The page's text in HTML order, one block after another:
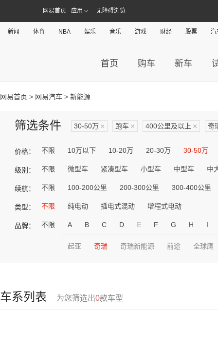
网易首页 应用 无障碍浏览
新闻 体育 NBA 娱乐 音乐 游戏 财经 股票 汽
首页 购车 新车
网易首页 > 网易汽车 > 新能源
筛选条件 30-50万 × 跑车 × 400公里及以上 × 奇
价格： 不限 10万以下 10-20万 20-30万 30-50万
级别： 不限 微型车 紧凑型车 小型车 中型车 中
续航： 不限 100-200公里 200-300公里 300-400公里
类型： 不限 纯电动 插电式混动 增程式电动
品牌： 不限 A B C D E F G H I
起亚 奇瑞 奇瑞新能源 前途 全球鹰
车系列表 为您筛选出0款车型